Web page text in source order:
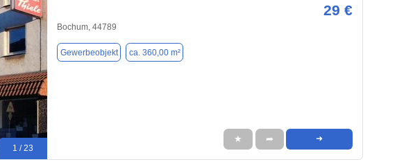
1 / 23
29 €
Bochum, 44789
Gewerbeobjekt ca. 360,00 m²
★ ➦ ➜